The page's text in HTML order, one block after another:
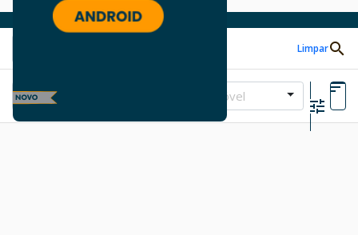
Limpar
Tipo de Imóvel